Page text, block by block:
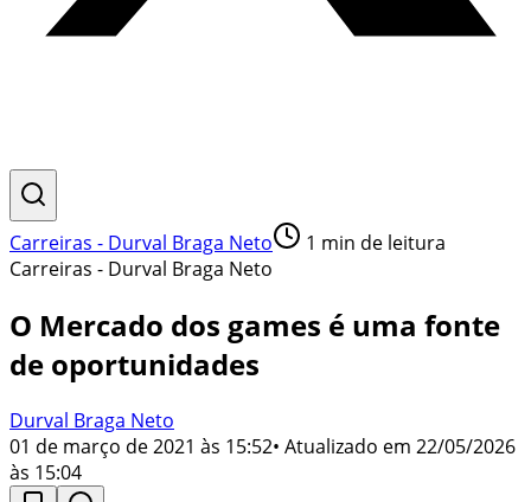
Carreiras - Durval Braga Neto 1 min de leitura
Carreiras - Durval Braga Neto
O Mercado dos games é uma fonte
de oportunidades
Durval Braga Neto
01 de março de 2021 às 15:52• Atualizado em 22/05/2026
às 15:04